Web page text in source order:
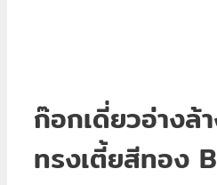
ก๊อกเดี่ยวอ่างล้
ทรงเตี้ยสีทอง